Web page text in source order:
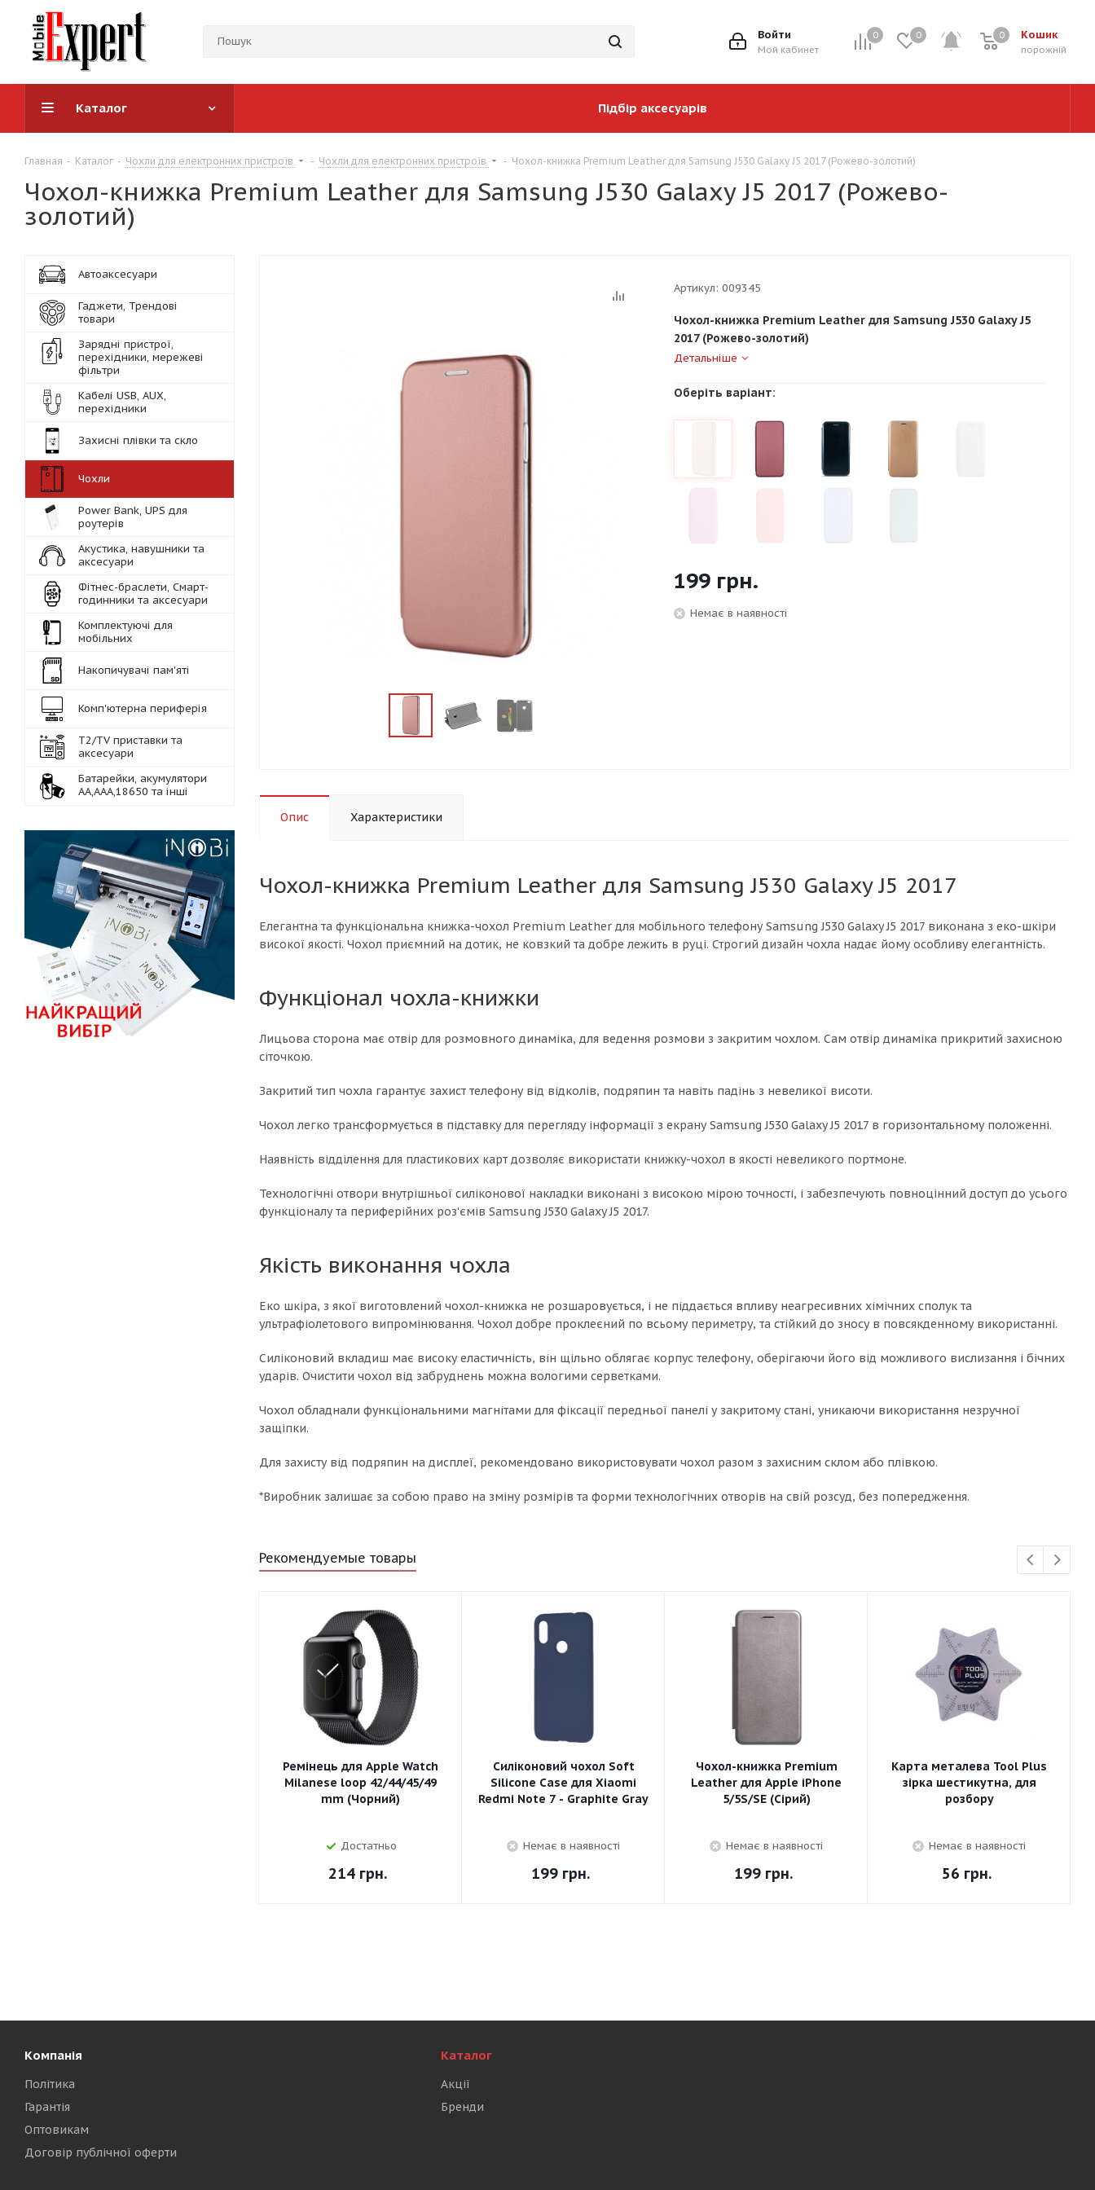
0 0 Кошик
0
порожній
0
Войти
Мой кабинет
Каталог Підбір аксесуарів
Главная - Каталог - Чохли для електронних пристроїв - Чохли для електронних пристроїв - Чохол-книжка Premium Leather для Samsung J530 Galaxy J5 2017 (Рожево-золотий)
Чохол-книжка Premium Leather для Samsung J530 Galaxy J5 2017 (Рожево-
золотий)
Артикул: 009345
Чохол-книжка Premium Leather для Samsung J530 Galaxy J5
2017 (Рожево-золотий)
Детальніше
Оберіть варіант:
199 грн.
Немає в наявності
Опис Характеристики
Чохол-книжка Premium Leather для Samsung J530 Galaxy J5 2017
Елегантна та функціональна книжка-чохол Premium Leather для мобільного телефону Samsung J530 Galaxy J5 2017 виконана з еко-шкіри
високої якості. Чохол приємний на дотик, не ковзкий та добре лежить в руці. Строгий дизайн чохла надає йому особливу елегантність.
Функціонал чохла-книжки
Лицьова сторона має отвір для розмовного динаміка, для ведення розмови з закритим чохлом. Сам отвір динаміка прикритий захисною
сіточкою.
Закритий тип чохла гарантує захист телефону від відколів, подряпин та навіть падінь з невеликої висоти.
Чохол легко трансформується в підставку для перегляду інформації з екрану Samsung J530 Galaxy J5 2017 в горизонтальному положенні.
Наявність відділення для пластикових карт дозволяє використати книжку-чохол в якості невеликого портмоне.
Технологічні отвори внутрішньої силіконової накладки виконані з високою мірою точності, і забезпечують повноцінний доступ до усього
функціоналу та периферійних роз'ємів Samsung J530 Galaxy J5 2017.
Якість виконання чохла
Еко шкіра, з якої виготовлений чохол-книжка не розшаровується, і не піддається впливу неагресивних хімічних сполук та
ультрафіолетового випромінювання. Чохол добре проклеєний по всьому периметру, та стійкий до зносу в повсякденному використанні.
Силіконовий вкладиш має високу еластичність, він щільно облягає корпус телефону, оберігаючи його від можливого вислизання і бічних
ударів. Очистити чохол від забруднень можна вологими серветками.
Чохол обладнали функціональними магнітами для фіксації передньої панелі у закритому стані, уникаючи використання незручної
защіпки.
Для захисту від подряпин на дисплеї, рекомендовано використовувати чохол разом з захисним склом або плівкою.
*Виробник залишає за собою право на зміну розмірів та форми технологічних отворів на свій розсуд, без попередження.
Рекомендуемые товары
Ремінець для Apple Watch
Milanese loop 42/44/45/49
mm (Чорний)
Достатньо
214 грн.
Силіконовий чохол Soft
Silicone Case для Xiaomi
Redmi Note 7 - Graphite Gray
Немає в наявності
199 грн.
Чохол-книжка Premium
Leather для Apple iPhone
5/5S/SE (Сірий)
Немає в наявності
199 грн.
Карта металева Tool Plus
зірка шестикутна, для
розбору
Немає в наявності
56 грн.
Автоаксесуари
Гаджети, Трендові
товари
Зарядні пристрої,
перехідники, мережеві
фільтри
Кабелі USB, AUX,
перехідники
Захисні плівки та скло
Чохли
Power Bank, UPS для
роутерів
Акустика, навушники та
аксесуари
Фітнес-браслети, Смарт-
годинники та аксесуари
Комплектуючі для
мобільних
Накопичувачі пам'яті
Комп'ютерна периферія
Т2/TV приставки та
аксесуари
Батарейки, акумулятори
АА,ААА,18650 та інші
Компанія
Політика
Гарантія
Оптовикам
Договір публічної оферти
Каталог
Акції
Бренди